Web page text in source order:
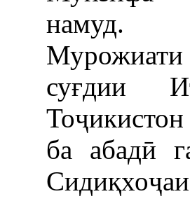
намуд.
суғдии
ба абадӣ